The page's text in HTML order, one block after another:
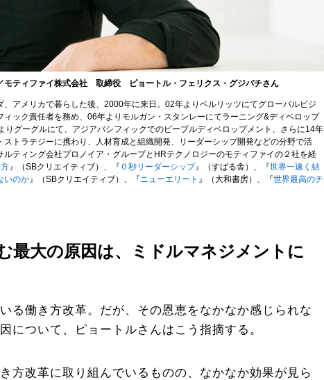
ティファイ株式会社 取締役 ピョートル・フェリクス・グジバチさん
アメリカで暮らした後、2000年に来日。02年よりベルリッツにてグローバルビジ
ック責任者を務め、06年よりモルガン・スタンレーにてラーニング&ディベロップ
りグーグルにて、アジアパシフィックでのピープルディベロップメント、さらに14年
トラテジーに携わり、人材育成と組織開発、リーダーシップ開発などの分野で活
ティング会社プロノイア・グループとHRテクノロジーのモティファイの２社を経
』（SBクリエイティブ）、『 ０秒リーダーシップ』（すばる舎）、『世界一速く結
いのか』（SBクリエイティブ）、『ニューエリート 』（大和書房）、『世界最高のチ
最大の原因は、ミドルマネジメントに
る働き方改革。だが、その恩恵をなかなか感じられな
について、ピョートルさんはこう指摘する。
方改革に取り組んでいるものの、なかなか効果が見ら